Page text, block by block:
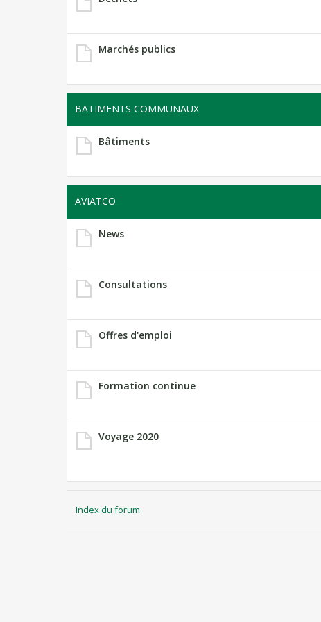
Marchés publics
BATIMENTS COMMUNAUX
Bâtiments
AVIATCO
News
Consultations
Offres d'emploi
Formation continue
Voyage 2020
Index du forum